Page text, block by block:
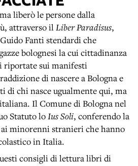
liberò le persone dalla
attraverso ilLiber Paradisus,
Fanti stendardi che
bolognesi la cui cittadinanza
riportate sui manifesti
di nascere a Bologna e
di chi nasce ugualmente qui, ma
Il Comune di Bologna nel
Statuto loIus Soli, conferendo la
minorenni stranieri che hanno
in Italia.
consigli di lettura libri di